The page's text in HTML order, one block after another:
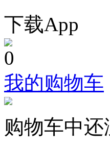
下载App
0
我的购物车
购物车中